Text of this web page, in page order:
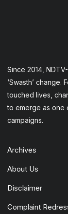
Since 2014,
‘Swasth’
touched lives,
to emerge as one
campaigns.
Archives
About Us
Disclaimer
Complaint